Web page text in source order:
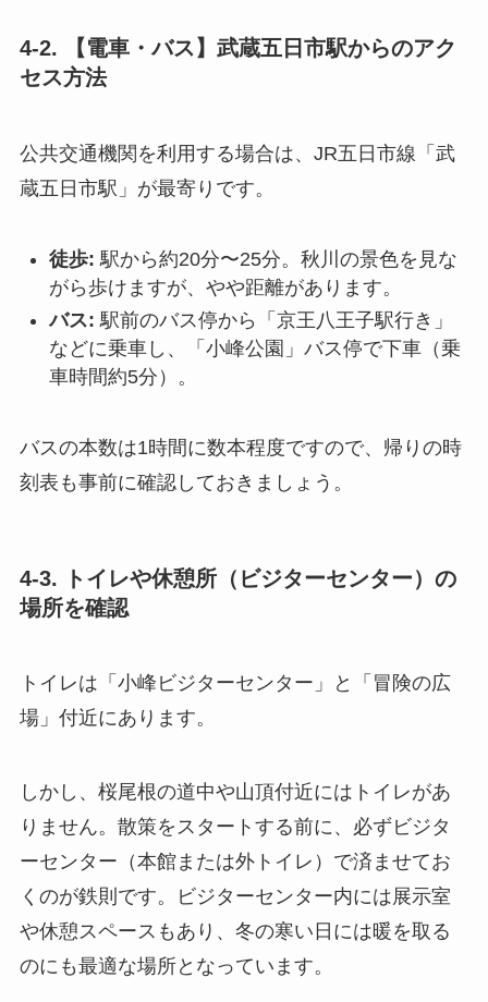
4-2. 【電車・バス】武蔵五日市駅からのアク
セス方法
公共交通機関を利用する場合は、JR五日市線「武
蔵五日市駅」が最寄りです。
徒歩: 駅から約20分〜25分。秋川の景色を見な
がら歩けますが、やや距離があります。
バス: 駅前のバス停から「京王八王子駅行き」
などに乗車し、「小峰公園」バス停で下車（乗
車時間約5分）。
バスの本数は1時間に数本程度ですので、帰りの時
刻表も事前に確認しておきましょう。
4-3. トイレや休憩所（ビジターセンター）の
場所を確認
トイレは「小峰ビジターセンター」と「冒険の広
場」付近にあります。
しかし、桜尾根の道中や山頂付近にはトイレがあ
りません。散策をスタートする前に、必ずビジタ
ーセンター（本館または外トイレ）で済ませてお
くのが鉄則です。ビジターセンター内には展示室
や休憩スペースもあり、冬の寒い日には暖を取る
のにも最適な場所となっています。